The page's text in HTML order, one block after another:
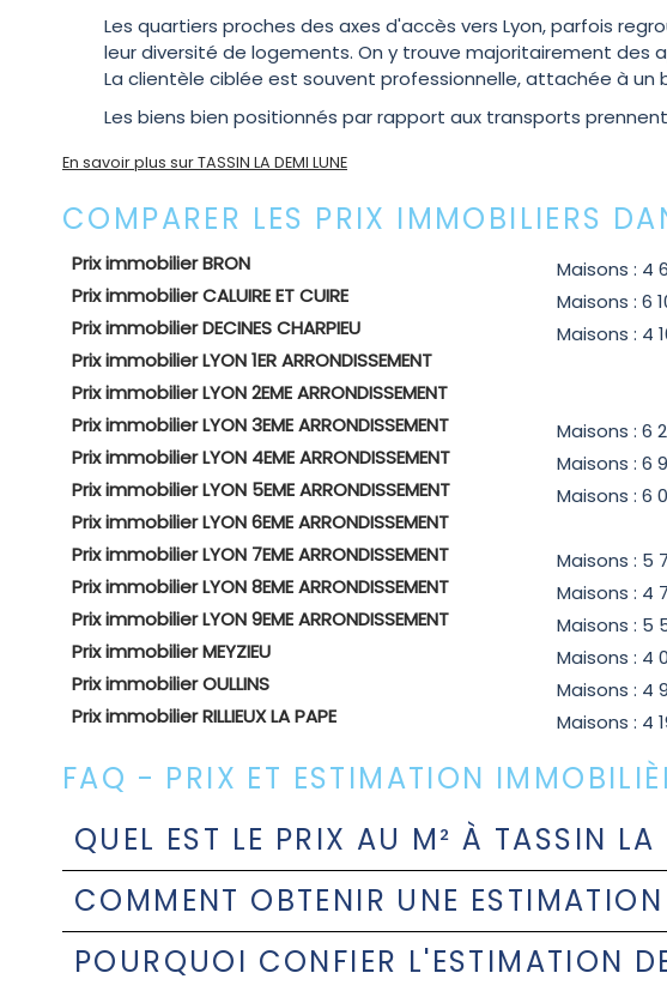
Les quartiers proches des axes d'accès vers Lyon, parfois
leur diversité de logements. On y trouve majoritairement des
La clientèle ciblée est souvent professionnelle, attachée à
Les biens bien positionnés par rapport aux transports
En savoir plus sur TASSIN LA DEMI LUNE
COMPARER LES PRIX IMMOBILIERS
Prix immobilier BRON Maisons : 4
Prix immobilier CALUIRE ET CUIRE Maisons : 6
Prix immobilier DECINES CHARPIEU Maisons : 4
Prix immobilier LYON 1ER ARRONDISSEMENT
Prix immobilier LYON 2EME ARRONDISSEMENT
Prix immobilier LYON 3EME ARRONDISSEMENT Maisons : 6
Prix immobilier LYON 4EME ARRONDISSEMENT Maisons : 6
Prix immobilier LYON 5EME ARRONDISSEMENT Maisons : 6
Prix immobilier LYON 6EME ARRONDISSEMENT
Prix immobilier LYON 7EME ARRONDISSEMENT Maisons : 5
Prix immobilier LYON 8EME ARRONDISSEMENT Maisons : 4
Prix immobilier LYON 9EME ARRONDISSEMENT Maisons : 5
Prix immobilier MEYZIEU Maisons : 4
Prix immobilier OULLINS Maisons : 4
Prix immobilier RILLIEUX LA PAPE Maisons : 4
FAQ - PRIX ET ESTIMATION
QUEL EST LE PRIX AU M² À TASSIN
COMMENT OBTENIR UNE
POURQUOI CONFIER L'ESTIMATION